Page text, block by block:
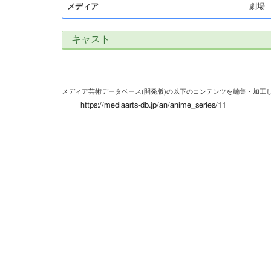
メディア 劇場
キャスト
メディア芸術データベース(開発版)の以下のコンテンツを編集・加工
https://mediaarts-db.jp/an/anime_series/11